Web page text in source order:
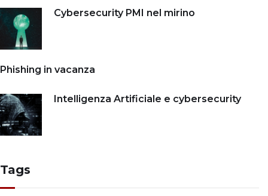
Cybersecurity PMI nel mirino
Phishing in vacanza
Intelligenza Artificiale e cybersecurity
Tags